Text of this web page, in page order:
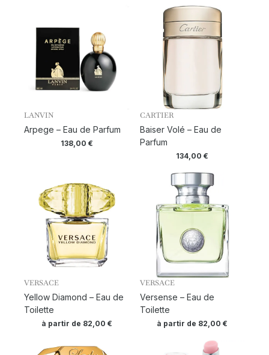
LANVIN
Arpege – Eau de Parfum
138,00 €
CARTIER
Baiser Volé – Eau de
Parfum
134,00€
VERSACE
Yellow Diamond – Eau de
Toilette
à partir de 82,00 €
VERSACE
Versense – Eau de
Toilette
à partir de 82,00€